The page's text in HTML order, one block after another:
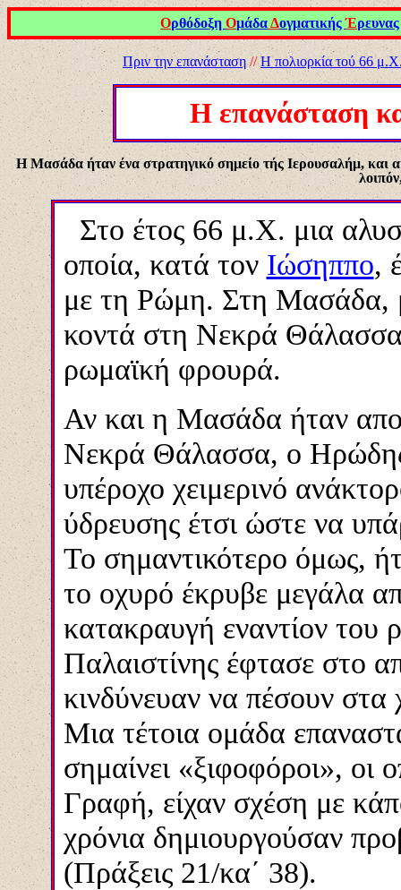
Ορθόδοξη ΟμάδαΔογματικήςΈρευνας
Πριν την επανάσταση //Η πολιορκία τού 66
Η επανάσταση
Η Μασάδα ήταν ένα στρατηγικό σημείο τής Ιερουσαλήμ, και
Στο έτος 66 μ.Χ. μια
οποία, κατά τον Ιώσηππο,
με τη Ρώμη. Στη Μασάδα,
κοντά στη Νεκρά
ρωμαϊκή φρουρά.
Αν καιη Μασάδα ήταν
Νεκρά Θάλασσα, ο
υπέροχο χειμερινό
ύδρευσης έτσι ώστε να
Το σημαντικότερο όμως,
το οχυρό έκρυβε μεγάλα
κατακραυγή εναντίον του
Παλαιστίνης έφτασε στο
κινδύνευαν να πέσουν στα
Μια τέτοια ομάδα
σημαίνει «ξιφοφόροι», οι
Γραφή, είχαν σχέση με
χρόνια δημιουργούσαν
(Πράξεις 21/κα΄ 38).